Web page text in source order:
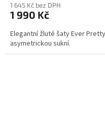
1 645 Kč bez DPH
1 990 Kč
Elegantní žluté šaty Ever
asymetrickou sukní.